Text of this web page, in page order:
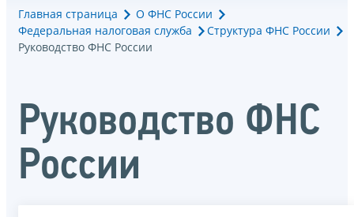
Главная страница
О ФНС России
Федеральная налоговая служба
Структура ФНС России
Руководство ФНС России
Руководство ФНС
России